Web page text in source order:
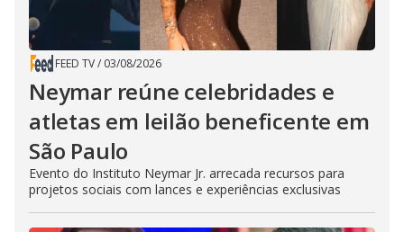
FEED TV/ 03/08/2026
Neymar reúne celebridades e
atletas em leilão beneficente em
São Paulo
Evento do Instituto Neymar Jr. arrecada recursos para
projetos sociais com lances e experiências exclusivas